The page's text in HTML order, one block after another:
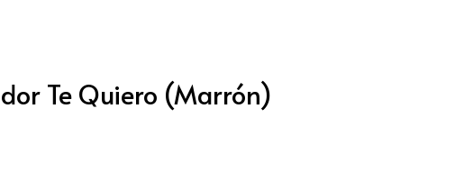
Te Quiero (Marrón)